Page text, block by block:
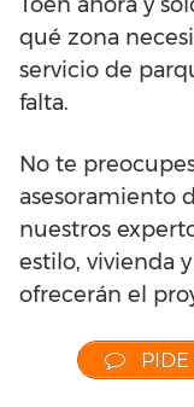
qué zona
servicio de
falta.
No te
asesoramiento
nuestros
estilo, vivienda
ofrecerán el
PIDE